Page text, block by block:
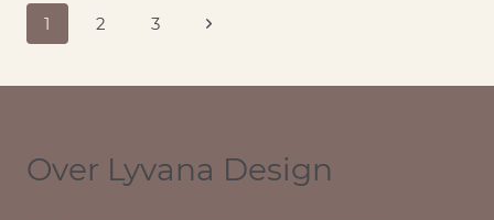
Paginanavigatie
1 2 3
Volgende
Over Lyvana Design